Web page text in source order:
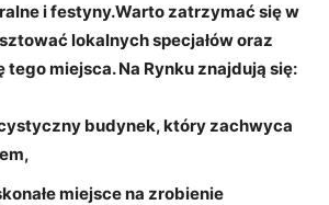
i⁣ festyny.Warto⁤ zatrzymać ‌się w
lokalnych specjałów oraz
miejsca. Na Rynku znajdują się:
budynek, który ⁣zachwyca
miejsce ⁢na ⁤zrobienie